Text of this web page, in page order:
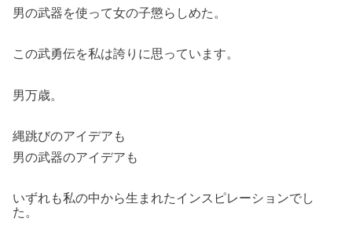
男の武器を使って女の子懲らしめた。
この武勇伝を私は誇りに思っています。
男万歳。
縄跳びのアイデアも
男の武器のアイデアも
いずれも私の中から生まれたインスピレーションでし
た。